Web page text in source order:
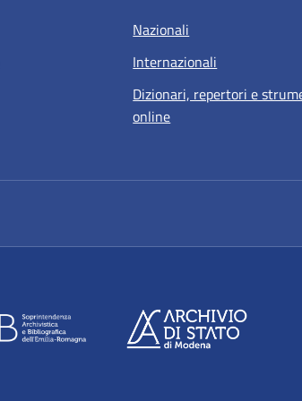
Nazionali
Internazionali
Dizionari, repertori e
online